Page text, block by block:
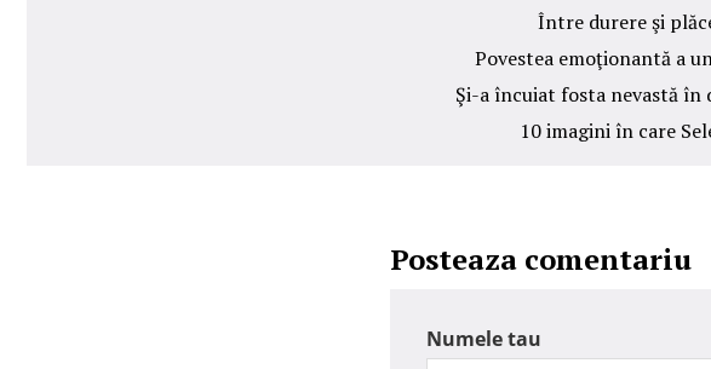
Între durere şi
Povestea emoţionantă a
Şi-a încuiat fosta nevastă în
10 imagini în care
Posteaza comentariu
Numele tau